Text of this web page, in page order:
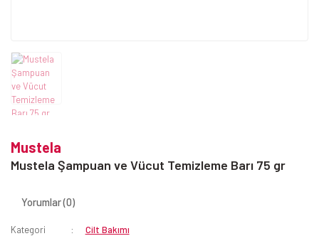
Mustela
Mustela Şampuan ve Vücut Temizleme Barı 75 gr
Yorumlar (0)
Kategori
Cilt Bakımı